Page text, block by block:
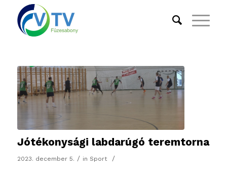
Jótékonysági labdarúgó teremtorna
2023. december 5. / in Sport /